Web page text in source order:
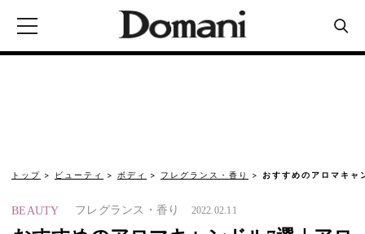
トップ ビューティ ボディ フレグランス・香り おすすめのアロマキ
BEAUTY フレグランス・香り 2022.02.11